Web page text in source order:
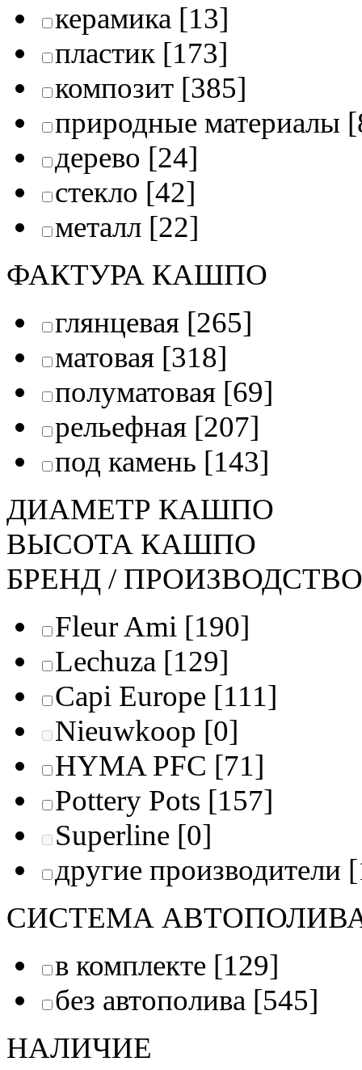
керамика [13]
пластик [173]
композит [385]
природные материалы
дерево [24]
стекло [42]
металл [22]
ФАКТУРА КАШПО
глянцевая [265]
матовая [318]
полуматовая [69]
рельефная [207]
под камень [143]
ДИАМЕТР КАШПО
ВЫСОТА КАШПО
БРЕНД / ПРОИЗВОДСТВО
Fleur Ami [190]
Lechuza [129]
Capi Europe [111]
Nieuwkoop [0]
HYMA PFC [71]
Pottery Pots [157]
Superline [0]
другие производители
СИСТЕМА
в комплекте [129]
без автополива [545]
НАЛИЧИЕ